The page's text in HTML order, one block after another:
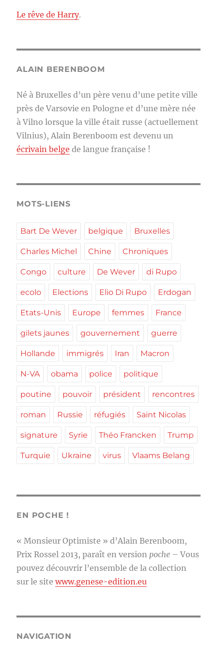
Le rêve de Harry.
ALAIN BERENBOOM
Né à Bruxelles d’un père venu d’une petite ville
près de Varsovie en Pologne et d’une mère née
à Vilno lorsque la ville était russe (actuellement
Vilnius), Alain Berenboom est devenu un
écrivain belge de langue française !
MOTS-LIENS
Bart De Wever belgique Bruxelles
Charles Michel Chine Chroniques
Congo culture De Wever di Rupo
ecolo Elections Elio Di Rupo Erdogan
Etats-Unis Europe femmes France
gilets jaunes gouvernement guerre
Hollande immigrés Iran Macron
N-VA obama police politique
poutine pouvoir président rencontres
roman Russie réfugiés Saint Nicolas
signature Syrie Théo Francken Trump
Turquie Ukraine virus Vlaams Belang
EN POCHE !
« Monsieur Optimiste » d’Alain Berenboom,
Prix Rossel 2013, paraît en version poche – Vous
pouvez découvrir l’ensemble de la collection
sur le sitewww.genese-edition.eu
NAVIGATION